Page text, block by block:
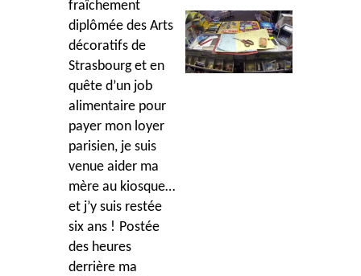
fraîchement
diplômée des Arts
décoratifs de
Strasbourg et en
quête d’un job
alimentaire pour
payer mon loyer
parisien, je suis
venue aider ma
mère au kiosque…
et j’y suis restée
six ans ! Postée
des heures
derrière ma